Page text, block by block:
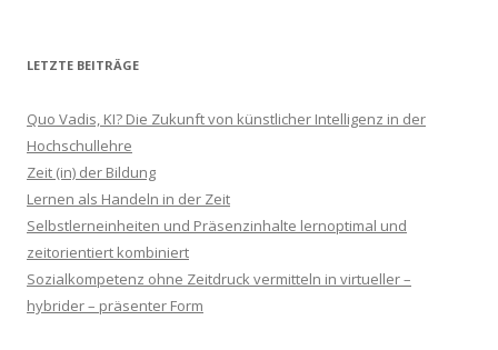
LETZTE BEITRÄGE
Quo Vadis, KI? Die Zukunft von künstlicher Intelligenz in der
Hochschullehre
Zeit (in) der Bildung
Lernen als Handeln in der Zeit
Selbstlerneinheiten und Präsenzinhalte lernoptimal und
zeitorientiert kombiniert
Sozialkompetenz ohne Zeitdruck vermitteln in virtueller –
hybrider – präsenter Form